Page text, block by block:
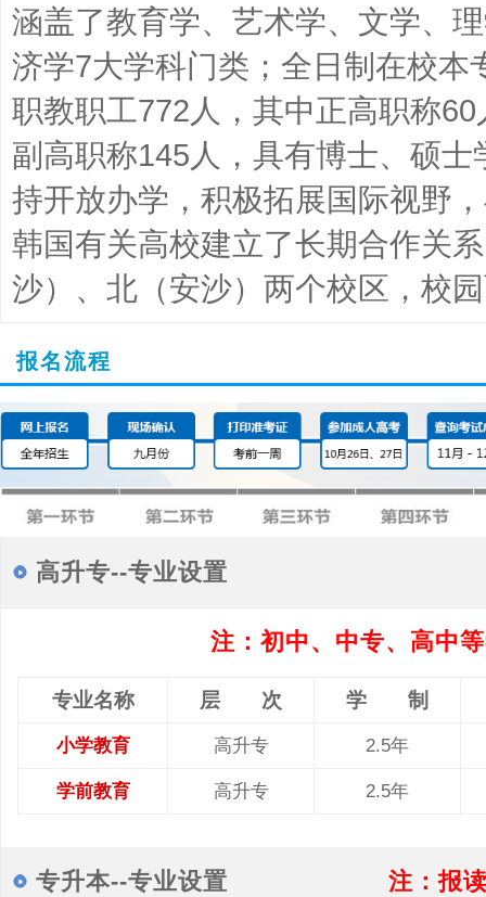
涵盖了教育学、艺术学、文学、
济学7大学科门类；全日制在校本
职教职工772人，其中正高职称
副高职称145人，具有博士、硕
持开放办学，积极拓展国际视野
韩国有关高校建立了长期合作关
沙）、北（安沙）两个校区，校
报名流程
高升专--专业设置
注：初中、中专、高中
专业名称 层 次 学 制
小学教育 高升专 2.5年
学前教育 高升专 2.5年
专升本--专业设置 注：报